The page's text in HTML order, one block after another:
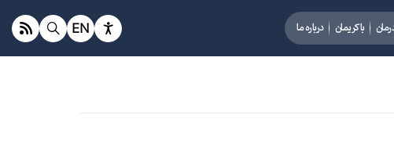
باکریمان درباره ما EN